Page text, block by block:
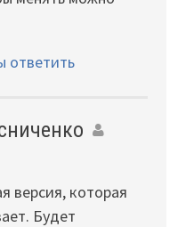
ответить
версия, которая
Будет